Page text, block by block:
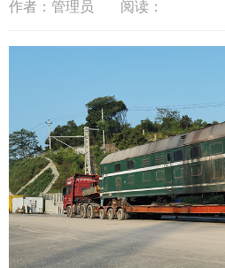
作者：管理员 阅读：